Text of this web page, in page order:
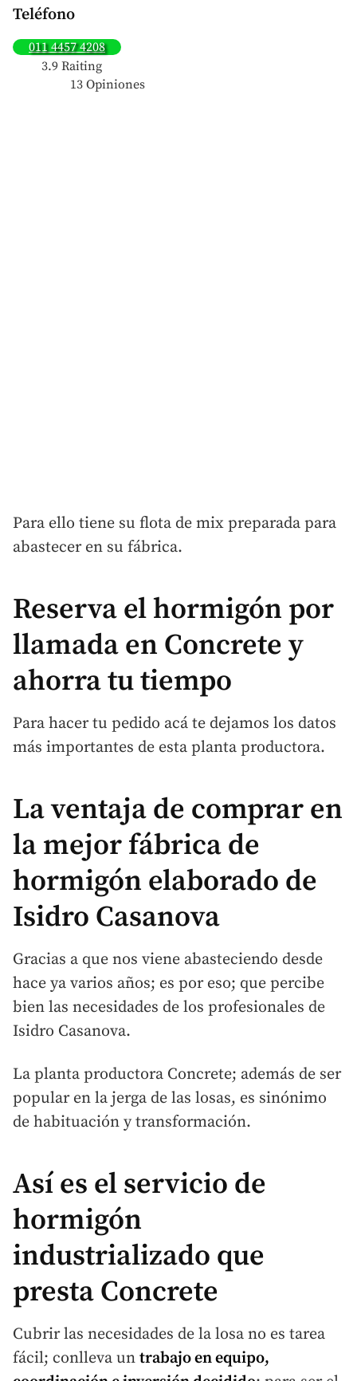
Teléfono
011 4457 4208
3.9 Raiting
13 Opiniones
Para ello tiene su flota de mix preparada para
abastecer en su fábrica.
Reserva el hormigón por
llamada en Concrete y
ahorra tu tiempo
Para hacer tu pedido acá te dejamos los datos
más importantes de esta planta productora.
La ventaja de comprar en
la mejor fábrica de
hormigón elaborado de
Isidro Casanova
Gracias a que nos viene abasteciendo desde
hace ya varios años; es por eso; que percibe
bien las necesidades de los profesionales de
Isidro Casanova.
La planta productora Concrete; además de ser
popular en la jerga de las losas, es sinónimo
de habituación y transformación.
Así es el servicio de
hormigón
industrializado que
presta Concrete
Cubrir las necesidades de la losa no es tarea
fácil; conlleva un trabajo en equipo,